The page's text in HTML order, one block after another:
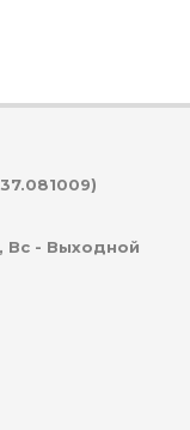
Вс - Выходной